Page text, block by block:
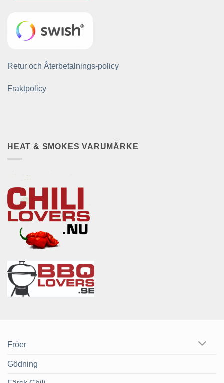
Retur och Återbetalnings-policy
Fraktpolicy
HEAT & SMOKES VARUMÄRKE
Fröer
Gödning